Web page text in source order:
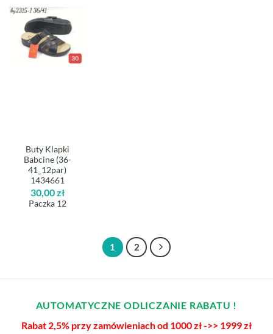
Buty Klapki
Babcine (36-
41_12par)
1434661
30,00zł
Paczka 12
1 2
AUTOMATYCZNE ODLICZANIE RABATU !
Rabat 2,5% przy zamówieniach od 1000 zł ->> 1999 zł